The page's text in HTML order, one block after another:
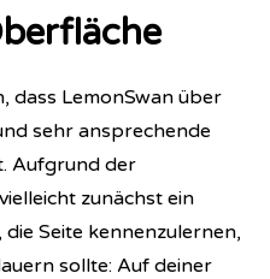
dass LemonSwan über
sehr ansprechende
Aufgrund der
zunächst ein
Seite kennenzulernen,
sollte: Auf deiner